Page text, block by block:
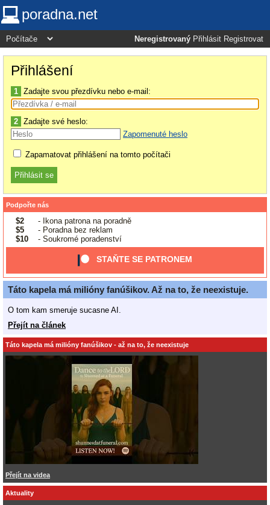
poradna.net
Neregistrovaný Přihlásit Registrovat
Přihlášení
1 Zadajte svou přezdívku nebo e-mail:
2 Zadajte své heslo:
Zapomenuté heslo
Zapamatovat přihlášení na tomto počítači
Podpořte nás
$2
- Ikona patrona na poradně
$5
- Poradna bez reklam
$10
- Soukromé poradenství
STAŇTE SE PATRONEM
Táto kapela má milióny fanúšikov. Až na to, že neexistuje.
O tom kam smeruje sucasne AI.
Přejít na článek
Táto kapela má milióny fanúšikov - až na to, že neexistuje
Přejít na videa
Aktuality